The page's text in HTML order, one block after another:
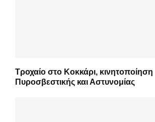
Τροχαίο στο Κοκκάρι, κινητοποίηση
Πυροσβεστικής και Αστυνομίας